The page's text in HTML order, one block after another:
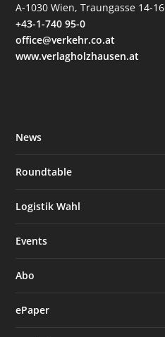
A-1030 Wien, Traungasse 14-16
+43-1-740 95-0
office@verkehr.co.at
www.verlagholzhausen.at
News
Roundtable
Logistik Wahl
Events
Abo
ePaper